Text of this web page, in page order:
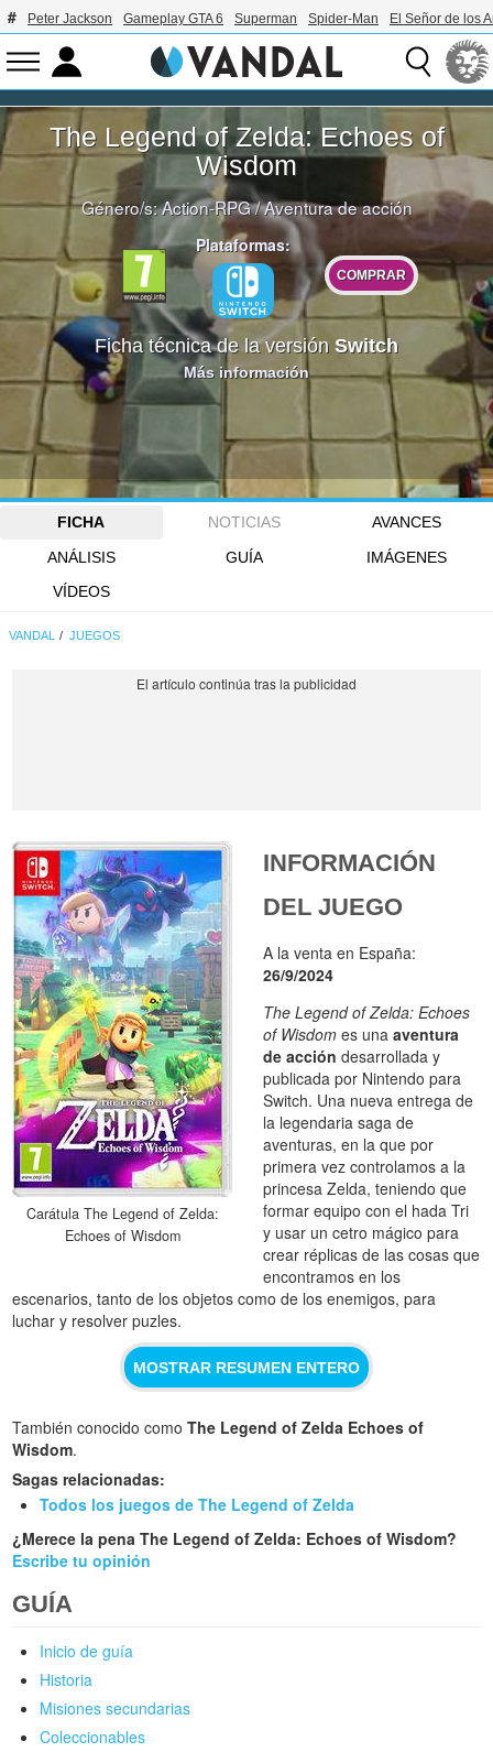
Peter Jackson Gameplay GTA 6 Superman Spider-Man El Señor de los
The Legend of Zelda: Echoes of
Wisdom
Género/s:Action-RPG/Aventura de acción
Plataformas:
COMPRAR
Ficha técnica de la versión Switch
Más información
FICHA NOTICIAS
AVANCES
ANÁLISIS
GUÍA
IMÁGENES
VÍDEOS
VANDAL JUEGOS
Carátula The Legend of Zelda:
Echoes of Wisdom
INFORMACIÓN
DEL JUEGO
A la venta en España:
26/9/2024
The Legend of Zelda: Echoes
of Wisdom es unaaventura
de acción desarrollada y
publicada por Nintendo para
Switch. Una nueva entrega de
la legendaria saga de
aventuras, en la que por
primera vez controlamos a la
princesa Zelda, teniendo que
formar equipo con el hada Tri
y usar un cetro mágico para
crear réplicas de las cosas que
encontramos en los
escenarios, tanto de los objetos como de los enemigos, para
luchar y resolver puzles.
MOSTRAR RESUMEN ENTERO
También conocido comoThe Legend of Zelda Echoes of
Wisdom.
Sagas relacionadas:
Todos los juegos de The Legend of Zelda
¿Merece la pena The Legend of Zelda: Echoes of Wisdom?
Escribe tu opinión
GUÍA
Inicio de guía
Historia
Misiones secundarias
Coleccionables